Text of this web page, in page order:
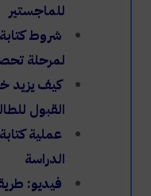
للماجستير
شروط
لمرحلة
كيف يزيد
القبول
عملية
الدراسة
فيديو: